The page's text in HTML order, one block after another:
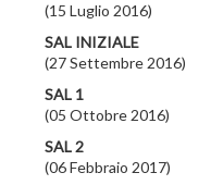
(15 Luglio 2016)
SAL INIZIALE
(27 Settembre 2016)
SAL 1
(05 Ottobre 2016)
SAL 2
(06 Febbraio 2017)